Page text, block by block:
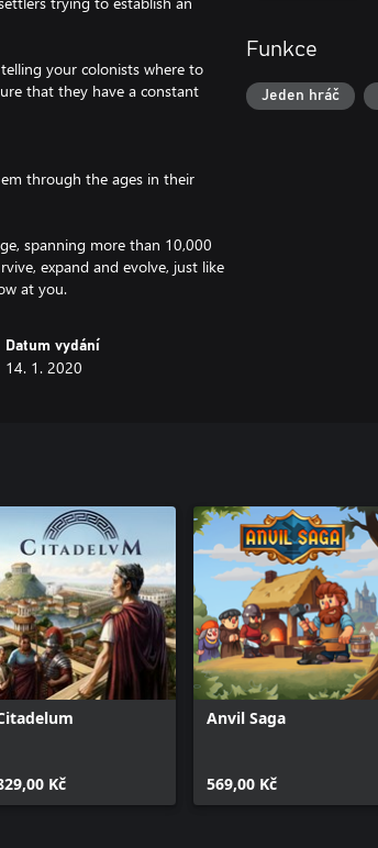
your colonists where to
that they have a constant
through the ages in their
spanning more than 10,000
expand and evolve, just like
at you.
Datum vydání
14. 1. 2020
Funkce
Jeden hráč
Kč
Anvil Saga
569,00 Kč